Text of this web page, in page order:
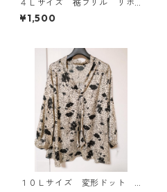
４Ｌサイズ 裾フリル リボ
ン付きタンクトップ オフホ
ワイト KAE-4780
¥1,500
１０Ｌサイズ 変形ドット